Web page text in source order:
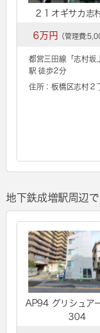
２１オギサカ志
6万円 （管理費
都営三田線「 志村坂
駅 徒歩2分
住所：板橋区志村２
地下鉄成増駅周辺
AP94 グリシュア
304